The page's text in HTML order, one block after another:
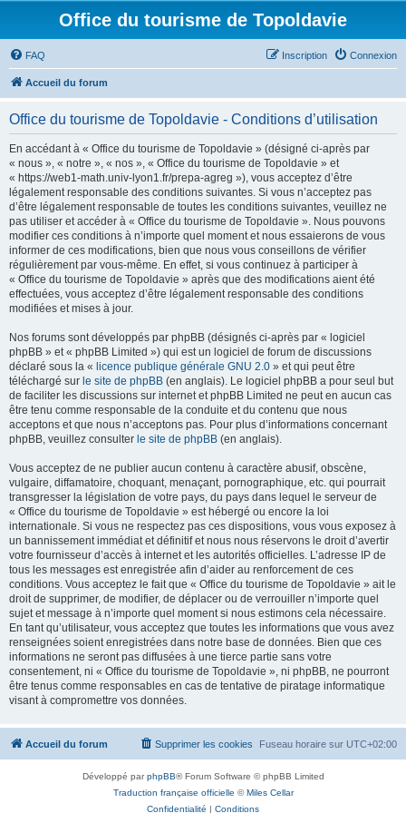
Office du tourisme de Topoldavie
FAQ Connexion
Inscription
Accueil du forum
Office du tourisme de Topoldavie - Conditions d’utilisation
En accédant à « Office du tourisme de Topoldavie » (désigné ci-après par
« nous », « notre », « nos », « Office du tourisme de Topoldavie » et
« https://web1-math.univ-lyon1.fr/prepa-agreg »), vous acceptez d’être
légalement responsable des conditions suivantes. Si vous n’acceptez pas
d’être légalement responsable de toutes les conditions suivantes, veuillez ne
pas utiliser et accéder à « Office du tourisme de Topoldavie ». Nous pouvons
modifier ces conditions à n’importe quel moment et nous essaierons de vous
informer de ces modifications, bien que nous vous conseillons de vérifier
régulièrement par vous-même. En effet, si vous continuez à participer à
« Office du tourisme de Topoldavie » après que des modifications aient été
effectuées, vous acceptez d’être légalement responsable des conditions
modifiées et mises à jour.
Nos forums sont développés par phpBB (désignés ci-après par « logiciel
phpBB » et « phpBB Limited ») qui est un logiciel de forum de discussions
déclaré sous la « licence publique générale GNU 2.0 » et qui peut être
téléchargé sur le site de phpBB (en anglais). Le logiciel phpBB a pour seul but
de faciliter les discussions sur internet et phpBB Limited ne peut en aucun cas
être tenu comme responsable de la conduite et du contenu que nous
acceptons et que nous n’acceptons pas. Pour plus d’informations concernant
phpBB, veuillez consulter le site de phpBB (en anglais).
Vous acceptez de ne publier aucun contenu à caractère abusif, obscène,
vulgaire, diffamatoire, choquant, menaçant, pornographique, etc. qui pourrait
transgresser la législation de votre pays, du pays dans lequel le serveur de
« Office du tourisme de Topoldavie » est hébergé ou encore la loi
internationale. Si vous ne respectez pas ces dispositions, vous vous exposez à
un bannissement immédiat et définitif et nous nous réservons le droit d’avertir
votre fournisseur d’accès à internet et les autorités officielles. L’adresse IP de
tous les messages est enregistrée afin d’aider au renforcement de ces
conditions. Vous acceptez le fait que « Office du tourisme de Topoldavie » ait le
droit de supprimer, de modifier, de déplacer ou de verrouiller n’importe quel
sujet et message à n’importe quel moment si nous estimons cela nécessaire.
En tant qu’utilisateur, vous acceptez que toutes les informations que vous avez
renseignées soient enregistrées dans notre base de données. Bien que ces
informations ne seront pas diffusées à une tierce partie sans votre
consentement, ni « Office du tourisme de Topoldavie », ni phpBB, ne pourront
être tenus comme responsables en cas de tentative de piratage informatique
visant à compromettre vos données.
Accueil du forum Fuseau horaire sur UTC+02:00
Supprimer les cookies
Développé parphpBB® Forum Software © phpBB Limited
Traduction française officielle ©Miles Cellar
Confidentialité | Conditions